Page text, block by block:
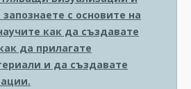
с основите на
как да създавате
да прилагате
и да създавате